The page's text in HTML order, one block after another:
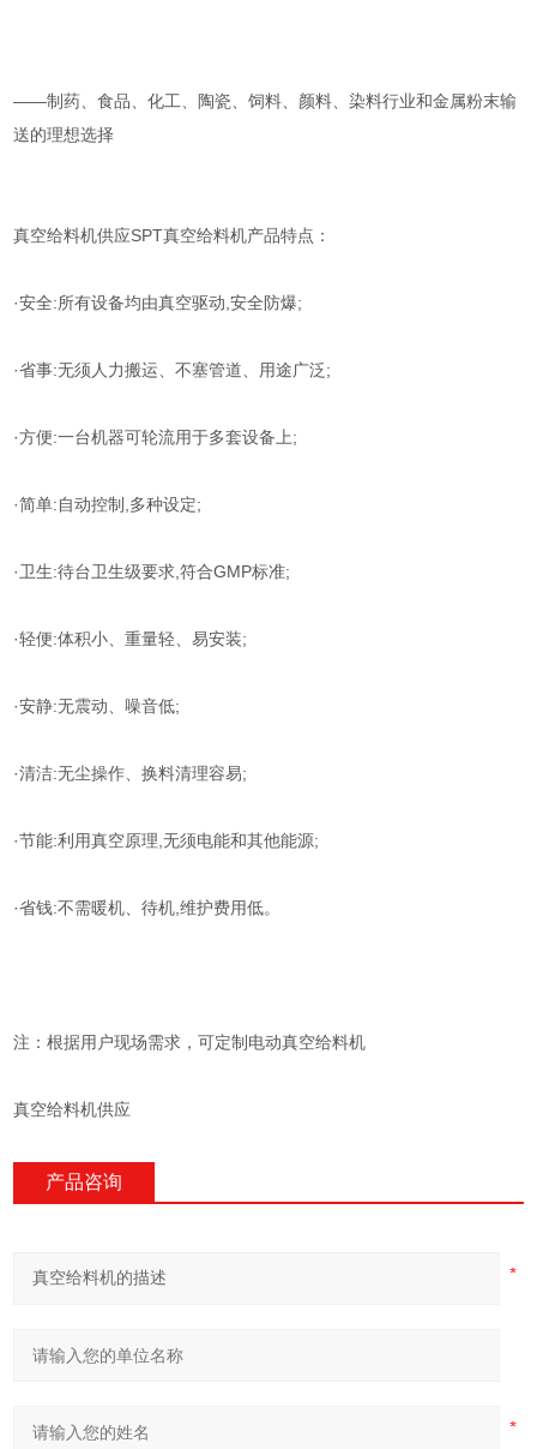
——制药、食品、化工、陶瓷、饲料、颜料、染料行业和金属粉末输
送的理想选择
真空给料机供应SPT真空给料机产品特点：
·安全:所有设备均由真空驱动,安全防爆;
·省事:无须人力搬运、不塞管道、用途广泛;
·方便:一台机器可轮流用于多套设备上;
·简单:自动控制,多种设定;
·卫生:待台卫生级要求,符合GMP标准;
·轻便:体积小、重量轻、易安装;
·安静:无震动、噪音低;
·清洁:无尘操作、换料清理容易;
·节能:利用真空原理,无须电能和其他能源;
·省钱:不需暖机、待机,维护费用低。
注：根据用户现场需求，可定制电动真空给料机
真空给料机供应
产品咨询